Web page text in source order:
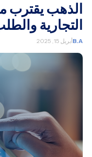
الذهب يقترب
التجارية
B.Aأبريل 15, 2025